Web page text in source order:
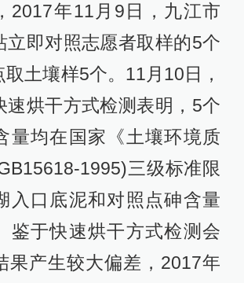
2017年11月9日，九江市
立即对照志愿者取样的5个
取土壤样5个。11月10日，
速烘干方式检测表明，5个
量均在国家《土壤环境质
1995)三级标准限
入口底泥和对照点砷含量
鉴于快速烘干方式检测会
果产生较大偏差，2017年